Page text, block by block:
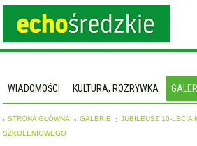
WIADOMOŚCI KULTURA, ROZRYWKA
STRONA GŁÓWNA GALERIE
JUBILEUSZ 10-LECIA
SZKOLENIOWEGO